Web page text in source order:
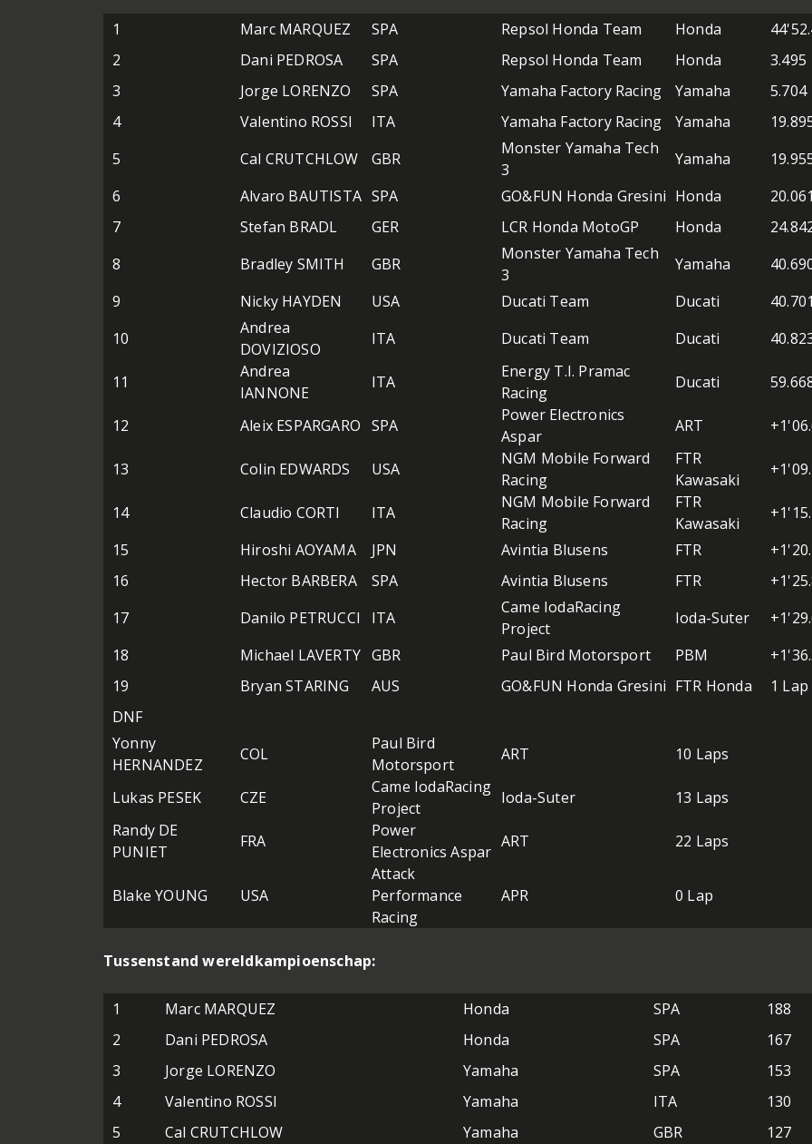
1 Marc MARQUEZ SPA Repsol Honda Team Honda
2
Dani PEDROSA SPA Repsol Honda Team Honda
3.495
3
Jorge LORENZO SPA Yamaha Factory Racing Yamaha
5.704
4
Valentino ROSSI ITA Yamaha Factory Racing Yamaha
5
Cal CRUTCHLOW GBR
Monster Yamaha Tech
3
Yamaha
6
Alvaro BAUTISTA SPA GO&FUN Honda Gresini Honda
20.061
7
Stefan BRADL GER LCR Honda MotoGP Honda
8
Bradley SMITH GBR
Monster Yamaha Tech
3
Yamaha
9
Nicky HAYDEN USA Ducati Team Ducati
40.701
10
Andrea
DOVIZIOSO
ITA Ducati Team Ducati
11
Andrea
IANNONE
ITA
Energy T.I. Pramac
Racing
Ducati
12 Aleix ESPARGARO SPA
Power Electronics
Aspar
ART
13 Colin EDWARDS USA
NGM Mobile Forward
Racing
FTR
Kawasaki
14 Claudio CORTI ITA
NGM Mobile Forward
Racing
FTR
Kawasaki
15
Hiroshi AOYAMA JPN Avintia Blusens FTR
16
Hector BARBERA SPA Avintia Blusens FTR
17
Danilo PETRUCCI ITA
Came IodaRacing
Project
Ioda-Suter
18
Michael LAVERTY GBR Paul Bird Motorsport PBM
19
Bryan STARING AUS GO&FUN Honda Gresini FTR Honda
1 Lap
DNF
Yonny
HERNANDEZ
COL
Paul Bird
Motorsport
ART 10 Laps
Lukas PESEK CZE
Came IodaRacing
Project
Ioda-Suter
13 Laps
Randy DE
PUNIET
FRA
Power
Electronics Aspar
ART 22 Laps
Blake YOUNG USA
Attack
Performance
Racing
APR 0 Lap
Tussenstand wereldkampioenschap:
1 Marc MARQUEZ Honda SPA
188
2
Dani PEDROSA Honda SPA
167
3
Jorge LORENZO Yamaha SPA
153
4
Valentino ROSSI Yamaha ITA
130
5
Cal CRUTCHLOW Yamaha GBR 127